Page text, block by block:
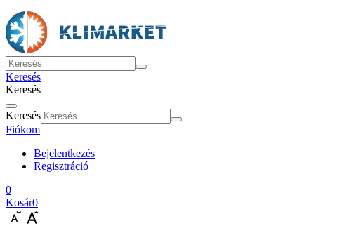
Keresés
Keresés
Keresés
Fiókom
Bejelentkezés
Regisztráció
0
Kosár0